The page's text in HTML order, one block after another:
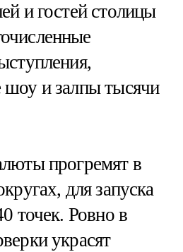
и гостей столицы
и залпы тысячи
прогремят в
для запуска
точек. Ровно в
украсят